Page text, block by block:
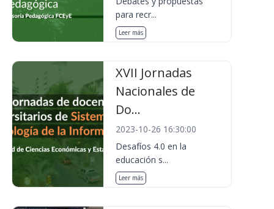
para recr...
Leer más
XVII Jornadas
Nacionales de
Do...
2023-10-26 16:30:00
Desafíos 4.0 en la
educación s...
Leer más